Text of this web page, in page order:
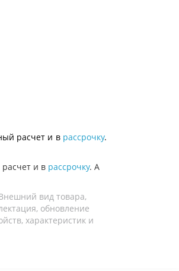
расчет и врассрочку.
и в рассрочку. А
вид товара,
обновление
характеристик и